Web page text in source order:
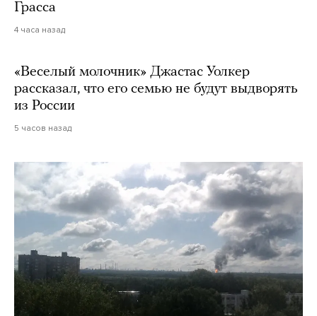
Грасса
4 часа назад
«Веселый молочник» Джастас Уолкер
рассказал, что его семью не будут выдворять
из России
5 часов назад